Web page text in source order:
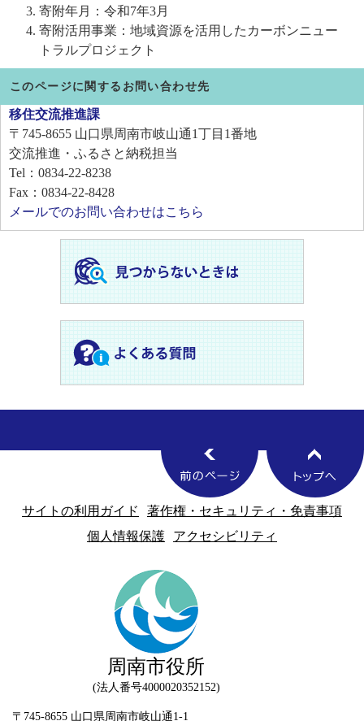
寄附年月：令和7年3月
寄附活用事業：地域資源を活用したカーボンニュー
トラルプロジェクト
このページに関するお問い合わせ先
移住交流推進課
〒745-8655 山口県周南市岐山通1丁目1番地
交流推進・ふるさと納税担当
Tel：0834-22-8238
Fax：0834-22-8428
メールでのお問い合わせはこちら
サイトの利用ガイド
著作権・セキュリティ・免責事項
個人情報保護
アクセシビリティ
周南市役所
法人番号4000020352152
〒745-8655 山口県周南市岐山通1-1